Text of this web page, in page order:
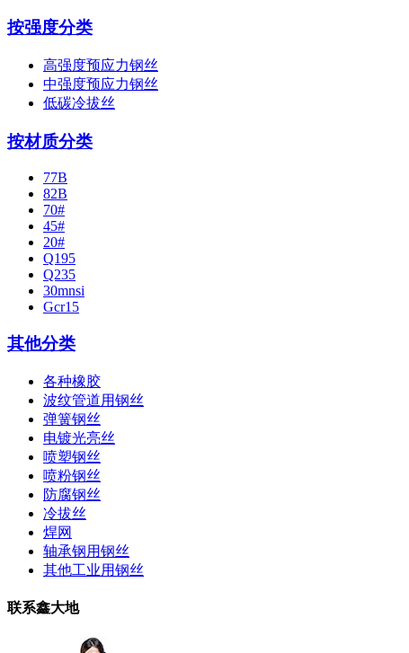
按强度分类
高强度预应力钢丝
中强度预应力钢丝
低碳冷拔丝
按材质分类
77B
82B
70#
45#
20#
Q195
Q235
30mnsi
Gcr15
其他分类
各种橡胶
波纹管道用钢丝
弹簧钢丝
电镀光亮丝
喷塑钢丝
喷粉钢丝
防腐钢丝
冷拔丝
焊网
轴承钢用钢丝
其他工业用钢丝
联系鑫大地